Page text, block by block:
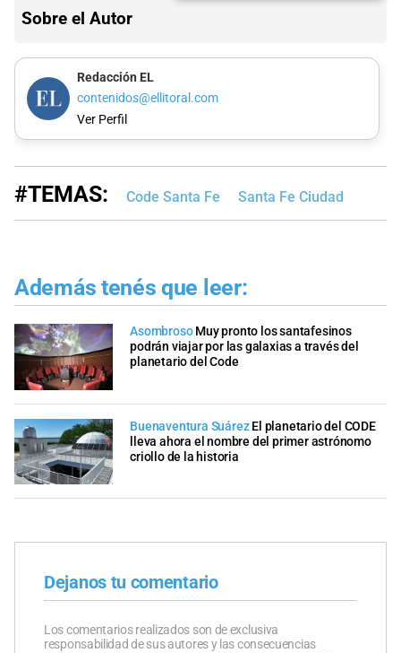
Sobre el Autor
Redacción EL
contenidos@ellitoral.com
Ver Perfil
#TEMAS: Code Santa Fe Santa Fe Ciudad
Además tenés que leer:
Asombroso Muy pronto los santafesinos
podrán viajar por las galaxias a través del
planetario del Code
Buenaventura Suárez El planetario del CODE
lleva ahora el nombre del primer astrónomo
criollo de la historia
Dejanos tu comentario
Los comentarios realizados son de exclusiva
responsabilidad de sus autores y las consecuencias